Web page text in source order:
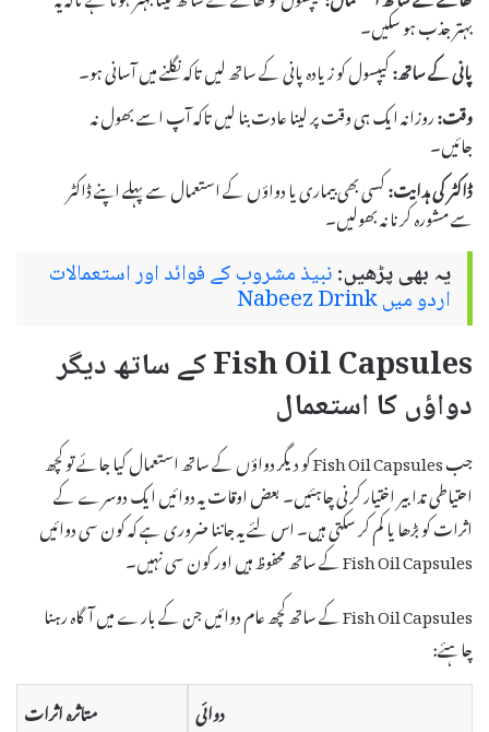
بہتر جذب ہو سکیں۔
پانی کے ساتھ:کیپسول کو زیادہ پانی کے ساتھ لیں تاکہ نگلنے میں آسانی ہو۔
وقت:روزانہ ایک ہی وقت پر لینا عادت بنا لیں تاکہ آپ اسے بھول نہ
جائیں۔
ڈاکٹر کی ہدایت:کسی بھی بیماری یا دواؤں کے استعمال سے پہلے اپنے ڈاکٹر
سے مشورہ کرنا نہ بھولیں۔
یہ بھی پڑھیں:نبیذ مشروب کے فوائد اور استعمالات
اردو میں Nabeez Drink
Fish Oil Capsules کے ساتھ دیگر
دواؤں کا استعمال
جب Fish Oil Capsules کو دیگر دواؤں کے ساتھ استعمال کیا جائے تو کچھ
احتیاطی تدابیر اختیار کرنی چاہئیں۔ بعض اوقات یہ دوائیں ایک دوسرے کے
اثرات کو بڑھا یا کم کر سکتی ہیں۔ اس لئے یہ جاننا ضروری ہے کہ کون سی دوائیں
Fish Oil Capsules کے ساتھ محفوظ ہیں اور کون سی نہیں۔
Fish Oil Capsules کے ساتھ کچھ عام دوائیں جن کے بارے میں آگاہ رہنا
چاہئے:
دوائی
متاثرہ اثرات